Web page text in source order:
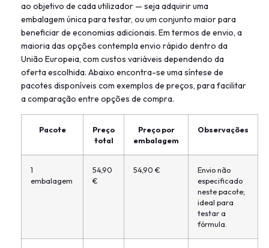
ao objetivo de cada utilizador — seja adquirir uma
embalagem única para testar, ou um conjunto maior para
beneficiar de economias adicionais. Em termos de envio, a
maioria das opções contempla envio rápido dentro da
União Europeia, com custos variáveis dependendo da
oferta escolhida. Abaixo encontra-se uma síntese de
pacotes disponíveis com exemplos de preços, para facilitar
a comparação entre opções de compra.
Pacote
Preço
total
Preço por
embalagem
Observações
1
embalagem
54,90
€
54,90 €
Envio não
especificado
neste pacote;
ideal para
testar a
fórmula.